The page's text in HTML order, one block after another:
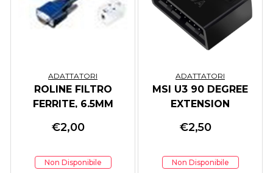
ADATTATORI
ROLINE FILTRO
FERRITE, 6.5MM
€2,00
Non Disponibile
ADATTATORI
MSI U3 90 DEGREE
EXTENSION
€2,50
Non Disponibile